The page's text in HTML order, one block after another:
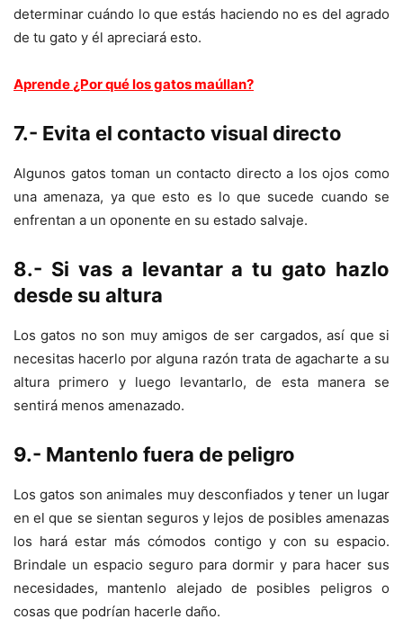
determinar cuándo lo que estás haciendo no es del agrado
de tu gato y él apreciará esto.
Aprende¿Por qué los gatos maúllan?
7.- Evita el contacto visual directo
Algunos gatos toman un contacto directo a los ojos como
una amenaza, ya que esto es lo que sucede cuando se
enfrentan a un oponente en su estado salvaje.
8.- Si vas a levantar a tu gato hazlo
desde su altura
Los gatos no son muy amigos de ser cargados, así que si
necesitas hacerlo por alguna razón trata de agacharte a su
altura primero y luego levantarlo, de esta manera se
sentirá menos amenazado.
9.- Mantenlo fuera de peligro
Los gatos son animales muy desconfiados y tener un lugar
en el que se sientan seguros y lejos de posibles amenazas
los hará estar más cómodos contigo y con su espacio.
Brindale un espacio seguro para dormir y para hacer sus
necesidades, mantenlo alejado de posibles peligros o
cosas que podrían hacerle daño.